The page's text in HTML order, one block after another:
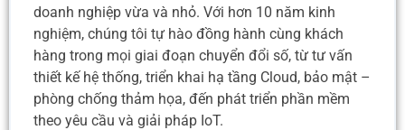
doanh nghiệp vừa và nhỏ. Với hơn 10 năm kinh
nghiệm, chúng tôi tự hào đồng hành cùng khách
hàng trong mọi giai đoạn chuyển đổi số, từ tư vấn
thiết kế hệ thống, triển khai hạ tầng Cloud, bảo mật –
phòng chống thảm họa, đến phát triển phần mềm
theo yêu cầu và giải pháp IoT.